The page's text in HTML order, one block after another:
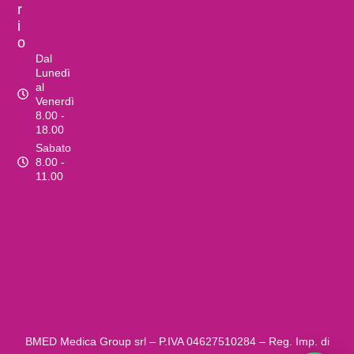
r
i
o
Dal
Lunedì
al
Venerdì
8.00 -
18.00
Sabato
8.00 -
11.00
BMED Medica Group srl – P.IVA ‍04627510284 – Reg. Imp. di